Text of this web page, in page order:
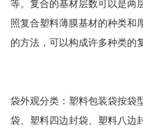
等。复合的基材层数可以是两
照复合塑料薄膜基材的种类和
的方法，可以构成许多种类的
袋外观分类：塑料包装袋按袋
袋、塑料四边封袋、塑料八边